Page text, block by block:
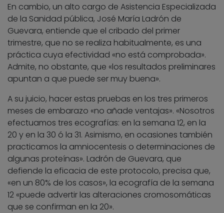
En cambio, un alto cargo de Asistencia Especializada
de la Sanidad pública, José María Ladrón de
Guevara, entiende que el cribado del primer
trimestre, que no se realiza habitualmente, es una
práctica cuya efectividad «no está comprobada».
Admite, no obstante, que «los resultados preliminares
apuntan a que puede ser muy buena».
A su juicio, hacer estas pruebas en los tres primeros
meses de embarazo «no añade ventajas». «Nosotros
efectuamos tres ecografías: en la semana 12, en la
20 y en la 30 ó la 31. Asimismo, en ocasiones también
practicamos la amniocentesis o determinaciones de
algunas proteínas». Ladrón de Guevara, que
defiende la eficacia de este protocolo, precisa que,
«en un 80% de los casos», la ecografía de la semana
12 «puede advertir las alteraciones cromosomáticas
que se confirman en la 20».